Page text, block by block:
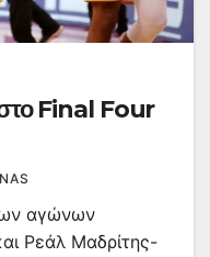
στο Final Four
αγώνων
Ρεάλ Μαδρίτης-